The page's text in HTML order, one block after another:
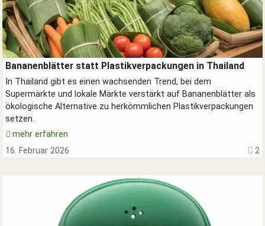
Verpackungen aus Bananenblättern - erdölfrei.
Bananenblätter statt Plastikverpackungen in Thailand
In Thailand gibt es einen wachsenden Trend, bei dem
Supermärkte und lokale Märkte verstärkt auf Bananenblätter als
ökologische Alternative zu herkömmlichen Plastikverpackungen
setzen.
mehr erfahren
16. Februar 2026
2
Durchsuchen